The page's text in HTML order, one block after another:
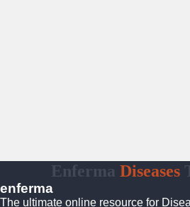
Enferma Diseases
enferma
The ultimate online resource for